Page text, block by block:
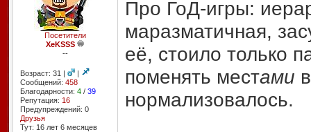
Посетители
XeKSSS
--
Возраст: 31 |
|
Сообщений: 458
Благодарности: 4/ 39
Репутация: 16
Предупреждений: 0
Друзья
Тут: 16 лет 6 месяцев
Про ГоД-игры:
маразматичная,
её, стоило только
поменять местами
нормализовалось.